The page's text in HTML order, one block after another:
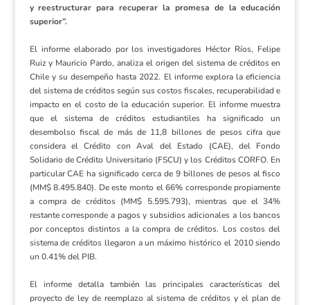
y reestructurar para recuperar la promesa de la educación
superior”.
El informe elaborado por los investigadores Héctor Ríos, Felipe
Ruiz y Mauricio Pardo, analiza el origen del sistema de créditos en
Chile y su desempeño hasta 2022. El informe explora la eficiencia
del sistema de créditos según sus costos fiscales, recuperabilidad e
impacto en el costo de la educación superior. El informe muestra
que el sistema de créditos estudiantiles ha significado un
desembolso fiscal de más de 11,8 billones de pesos cifra que
considera el Crédito con Aval del Estado (CAE), del Fondo
Solidario de Crédito Universitario (FSCU) y los Créditos CORFO. En
particular CAE ha significado cerca de 9 billones de pesos al fisco
(MM$ 8.495.840). De este monto el 66% corresponde propiamente
a compra de créditos (MM$ 5.595.793), mientras que el 34%
restante corresponde a pagos y subsidios adicionales a los bancos
por conceptos distintos a la compra de créditos. Los costos del
sistema de créditos llegaron a un máximo histórico el 2010 siendo
un 0.41% del PIB.
El informe detalla también las principales características del
proyecto de ley de reemplazo al sistema de créditos y el plan de